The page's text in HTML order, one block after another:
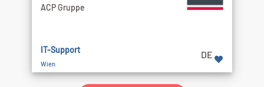
ACP Gruppe
IT-Support
Wien
DE